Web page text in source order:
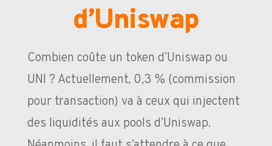
d’Uniswap
Combien coûte un token d’Uniswap ou
UNI ? Actuellement, 0,3 % (commission
pour transaction) va à ceux qui injectent
des liquidités aux pools d’Uniswap.